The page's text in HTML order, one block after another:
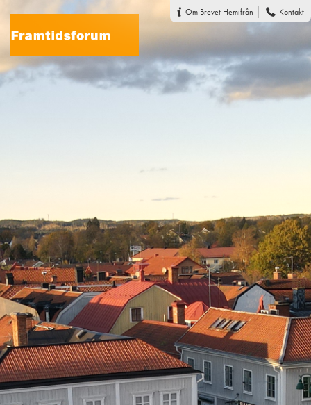
Om Brevet Hemifrån Kontakt